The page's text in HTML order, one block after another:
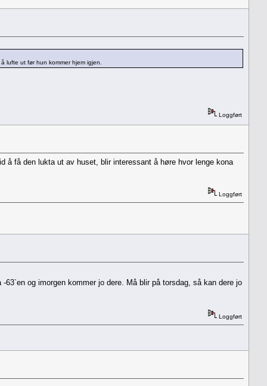
lufte ut før hun kommer hjem igjen.
Loggført
å få den lukta ut av huset, blir interessant å høre hvor lenge kona
Loggført
og imorgen kommer jo dere. Må blir på torsdag, så kan dere jo
Loggført